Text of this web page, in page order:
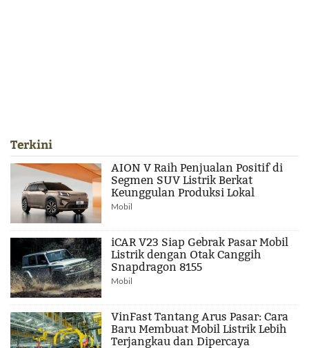
Terkini
AION V Raih Penjualan Positif di
Segmen SUV Listrik Berkat
Keunggulan Produksi Lokal
Mobil
iCAR V23 Siap Gebrak Pasar Mobil
Listrik dengan Otak Canggih
Snapdragon 8155
Mobil
VinFast Tantang Arus Pasar: Cara
Baru Membuat Mobil Listrik Lebih
Terjangkau dan Dipercaya